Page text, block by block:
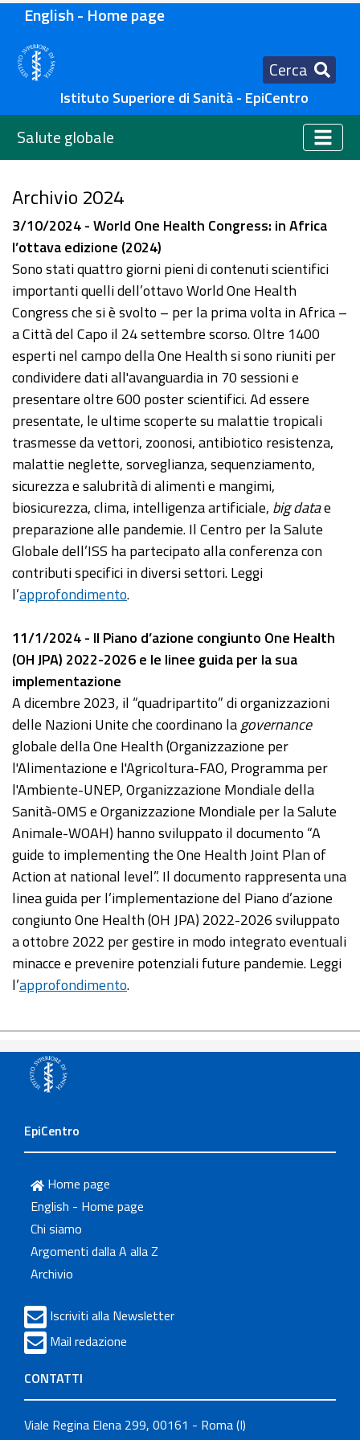
English - Home page
Cerca
Istituto Superiore di Sanità - EpiCentro
Salute globale
Archivio 2024
3/10/2024 - World One Health Congress: in Africa
l’ottava edizione (2024)
Sono stati quattro giorni pieni di contenuti scientifici
importanti quelli dell’ottavo World One Health
Congress che si è svolto – per la prima volta in Africa –
a Città del Capo il 24 settembre scorso. Oltre 1400
esperti nel campo della One Health si sono riuniti per
condividere dati all'avanguardia in 70 sessioni e
presentare oltre 600 poster scientifici. Ad essere
presentate, le ultime scoperte su malattie tropicali
trasmesse da vettori, zoonosi, antibiotico resistenza,
malattie neglette, sorveglianza, sequenziamento,
sicurezza e salubrità di alimenti e mangimi,
biosicurezza, clima, intelligenza artificiale, big datae
preparazione alle pandemie. Il Centro per la Salute
Globale dell’ISS ha partecipato alla conferenza con
contributi specifici in diversi settori. Leggi
l’approfondimento.
11/1/2024 - Il Piano d’azione congiunto One Health
(OH JPA) 2022-2026 e le linee guida per la sua
implementazione
A dicembre 2023, il “quadripartito” di organizzazioni
delle Nazioni Unite che coordinano lagovernance
globale della One Health (Organizzazione per
l'Alimentazione e l'Agricoltura-FAO, Programma per
l'Ambiente-UNEP, Organizzazione Mondiale della
Sanità-OMS e Organizzazione Mondiale per la Salute
Animale-WOAH) hanno sviluppato il documento “A
guide to implementing the One Health Joint Plan of
Action at national level”. Il documento rappresenta una
linea guida per l’implementazione del Piano d’azione
congiunto One Health (OH JPA) 2022-2026 sviluppato
a ottobre 2022 per gestire in modo integrato eventuali
minacce e prevenire potenziali future pandemie. Leggi
l’approfondimento.
EpiCentro
Home page
English - Home page
Chi siamo
Argomenti dalla A alla Z
Archivio
Iscriviti alla Newsletter
Mail redazione
CONTATTI
Viale Regina Elena 299, 00161 - Roma (I)